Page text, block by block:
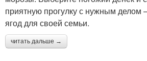
приятную прогулку с нужным
ягод для своей семьи.
читать дальше →